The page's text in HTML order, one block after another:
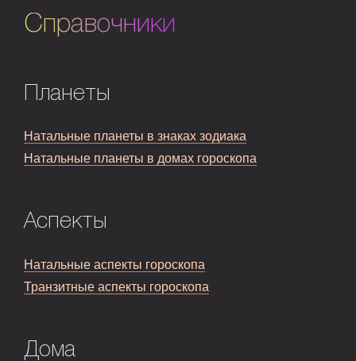
Справочники
Планеты
Натальные планеты в знаках зодиака
Натальные планеты в домах гороскопа
Аспекты
Натальные аспекты гороскопа
Транзитные аспекты гороскопа
Дома